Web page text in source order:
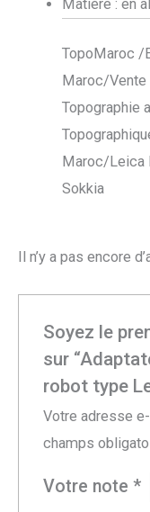
Matière : en
TopoMaroc /
Maroc/
Topographie
Maroc/Leica
Sokkia
Il n’y a pas encore
Soyez le
sur
robot type
Votre adresse
champs
Votre note*